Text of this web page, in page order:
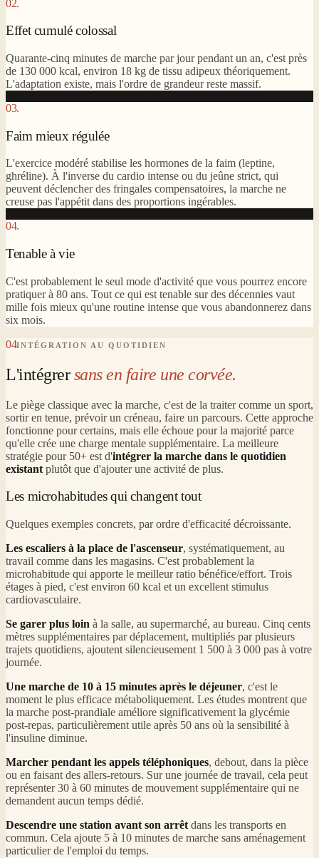
02.
Effet cumulé colossal
Quarante-cinq minutes de marche par jour pendant un an, c'est près
de 130 000 kcal, environ 18 kg de tissu adipeux théoriquement.
L'adaptation existe, mais l'ordre de grandeur reste massif.
03.
Faim mieux régulée
L'exercice modéré stabilise les hormones de la faim (leptine,
ghréline). À l'inverse du cardio intense ou du jeûne strict, qui
peuvent déclencher des fringales compensatoires, la marche ne
creuse pas l'appétit dans des proportions ingérables.
04.
Tenable à vie
C'est probablement le seul mode d'activité que vous pourrez encore
pratiquer à 80 ans. Tout ce qui est tenable sur des décennies vaut
mille fois mieux qu'une routine intense que vous abandonnerez dans
six mois.
04INTÉGRATION AU QUOTIDIEN
L'intégrersans en faire une corvée.
Le piège classique avec la marche, c'est de la traiter comme un sport,
sortir en tenue, prévoir un créneau, faire un parcours. Cette approche
fonctionne pour certains, mais elle échoue pour la majorité parce
qu'elle crée une charge mentale supplémentaire. La meilleure
stratégie pour 50+ est d'intégrer la marche dans le quotidien
existant plutôt que d'ajouter une activité de plus.
Les microhabitudes qui changent tout
Quelques exemples concrets, par ordre d'efficacité décroissante.
Les escaliers à la place de l'ascenseur, systématiquement, au
travail comme dans les magasins. C'est probablement la
microhabitude qui apporte le meilleur ratio bénéfice/effort. Trois
étages à pied, c'est environ 60 kcal et un excellent stimulus
cardiovasculaire.
Se garer plus loin à la salle, au supermarché, au bureau. Cinq cents
mètres supplémentaires par déplacement, multipliés par plusieurs
trajets quotidiens, ajoutent silencieusement 1 500 à 3 000 pas à votre
journée.
Une marche de 10 à 15 minutes après le déjeuner, c'est le
moment le plus efficace métaboliquement. Les études montrent que
la marche post-prandiale améliore significativement la glycémie
post-repas, particulièrement utile après 50 ans où la sensibilité à
l'insuline diminue.
Marcher pendant les appels téléphoniques, debout, dans la pièce
ou en faisant des allers-retours. Sur une journée de travail, cela peut
représenter 30 à 60 minutes de mouvement supplémentaire qui ne
demandent aucun temps dédié.
Descendre une station avant son arrêt dans les transports en
commun. Cela ajoute 5 à 10 minutes de marche sans aménagement
particulier de l'emploi du temps.